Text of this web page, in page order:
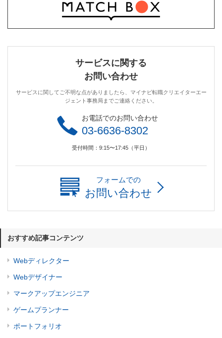
サービスに関する
お問い合わせ
サービスに関してご不明な点がありましたら、マイナビ転職クリエイターエー
ジェント事務局までご連絡ください。
お電話でのお問い合わせ
03-6636-8302
受付時間：9:15〜17:45（平日）
フォームでの
お問い合わせ
おすすめ記事コンテンツ
Webディレクター
Webデザイナー
マークアップエンジニア
ゲームプランナー
ポートフォリオ